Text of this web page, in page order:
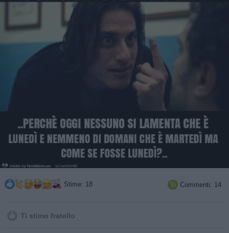
Stime: 18  Commenti: 14
Ti stimo fratello